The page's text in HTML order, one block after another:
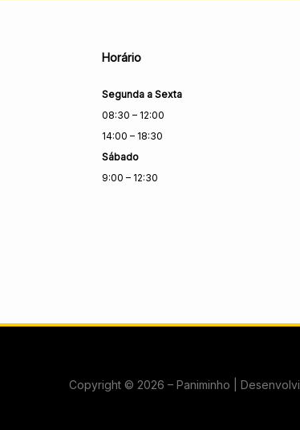
Horário
Segunda a Sexta
08:30 – 12:00
14:00 – 18:30
Sábado
9:00 – 12:30
Copyright © 2026 – Paniminho |